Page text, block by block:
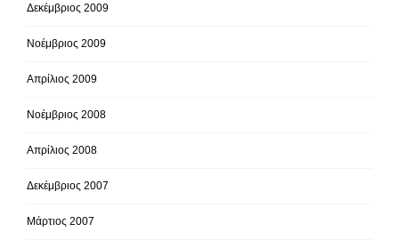
Δεκέμβριος 2009
Νοέμβριος 2009
Απρίλιος 2009
Νοέμβριος 2008
Απρίλιος 2008
Δεκέμβριος 2007
Μάρτιος 2007